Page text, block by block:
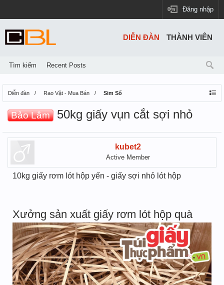
Đăng nhập
Diễn đàn Rao Vặt - Mua Bán Sim Số
Bảo Lâm 50kg giấy vụn cắt sợi nhỏ
kubet2
Active Member
10kg giấy rơm lót hộp yến - giấy sợi nhỏ lót hộp
Xưởng sản xuất giấy rơm lót hộp quà
DIỄN ĐÀN
Tìm kiếm Recent Posts
THÀNH VIÊN